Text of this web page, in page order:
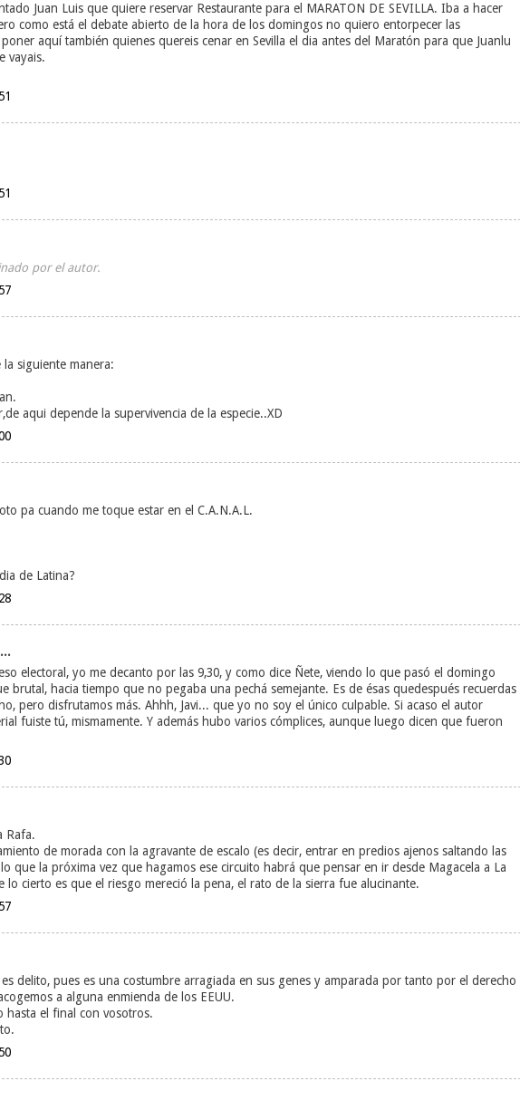
Juan Luis que quiere reservar Restaurante para el MARATON DE SEVILLA. Iba a hacer
como está el debate abierto de la hora de los domingos no quiero entorpecer las
aquí también quienes quereis cenar en Sevilla el dia antes del Maratón para que Juanlu
vayais.
por el autor.
siguiente manera:
aqui depende la supervivencia de la especie..XD
pa cuando me toque estar en el C.A.N.A.L.
de Latina?
electoral, yo me decanto por las 9,30, y como dice Ñete, viendo lo que pasó el domingo
brutal, hacia tiempo que no pegaba una pechá semejante. Es de ésas quedespués recuerdas
pero disfrutamos más. Ahhh, Javi... que yo no soy el único culpable. Si acaso el autor
fuiste tú, mismamente. Y además hubo varios cómplices, aunque luego dicen que fueron
Rafa.
de morada con la agravante de escalo (es decir, entrar en predios ajenos saltando las
que la próxima vez que hagamos ese circuito habrá que pensar en ir desde Magacela a La
lo cierto es que el riesgo mereció la pena, el rato de la sierra fue alucinante.
delito, pues es una costumbre arragiada en sus genes y amparada por tanto por el derecho
a alguna enmienda de los EEUU.
hasta el final con vosotros.